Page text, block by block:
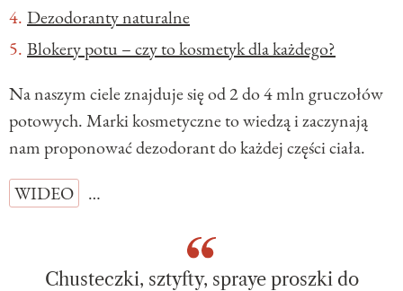
Dezodoranty naturalne
Blokery potu – czy to kosmetyk dla każdego?
Na naszym ciele znajduje się od 2 do 4 mln gruczołów
potowych. Marki kosmetyczne to wiedzą i zaczynają
nam proponować dezodorant do każdej części ciała.
WIDEO
…
Chusteczki, sztyfty, spraye proszki do